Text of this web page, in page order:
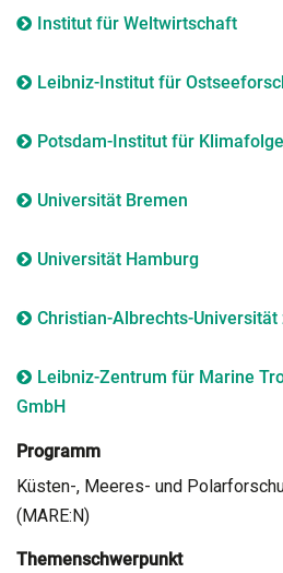
Institut für Weltwirtschaft
Leibniz-Institut für
Potsdam-Institut für
Universität Bremen
Universität Hamburg
Christian-Albrechts-Universität
Leibniz-Zentrum für Marine
GmbH
Programm
Küsten-, Meeres- und
(MARE:N)
Themenschwerpunkt